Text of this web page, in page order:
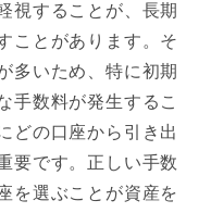
視することが、長期
ことがあります。そ
多いため、特に初期
手数料が発生するこ
どの口座から引き出
要です。正しい手数
を選ぶことが資産を